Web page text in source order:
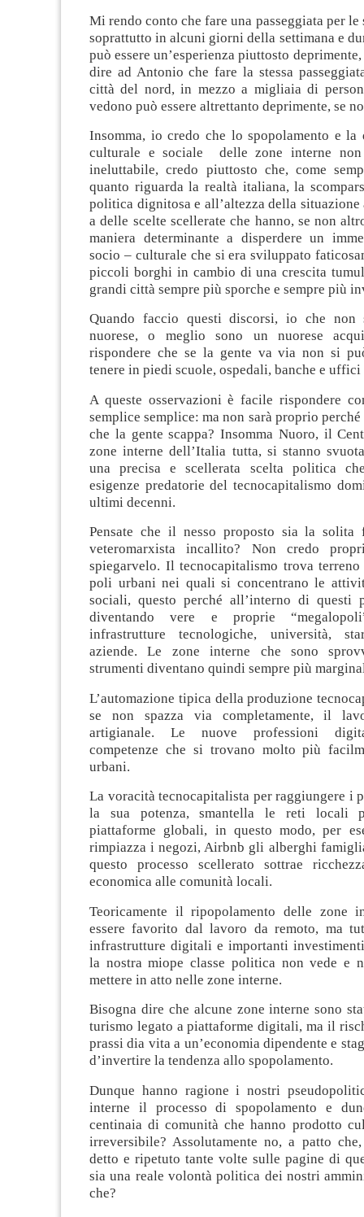
Mi rendo conto che fare una passeggiata per
soprattutto in alcuni giorni della settimana e
può essere un’esperienza piuttosto
dire ad Antonio che fare la stessa
città del nord, in mezzo a migliaia di
vedono può essere altrettanto deprimente, se
Insomma, io credo che lo spopolamento e la
culturale e sociale delle zone interne
ineluttabile, credo piuttosto che, come
quanto riguarda la realtà italiana, la
politica dignitosa e all’altezza della
a delle scelte scellerate che hanno, se non
maniera determinante a disperdere un
socio – culturale che si era sviluppato
piccoli borghi in cambio di una crescita
grandi città sempre più sporche e sempre più
Quando faccio questi discorsi, io che non
nuorese, o meglio sono un nuorese
rispondere che se la gente va via non si
tenere in piedi scuole, ospedali, banche e
A queste osservazioni è facile rispondere
semplice semplice: ma non sarà proprio
che la gente scappa? Insomma Nuoro, il
zone interne dell’Italia tutta, si stanno
una precisa e scellerata scelta politica
esigenze predatorie del tecnocapitalismo
ultimi decenni.
Pensate che il nesso proposto sia la solita
veteromarxista incallito? Non credo
spiegarvelo. Il tecnocapitalismo trova
poli urbani nei quali si concentrano le
sociali, questo perché all’interno di questi
diventando vere e proprie
infrastrutture tecnologiche, università,
aziende. Le zone interne che sono
strumenti diventano quindi sempre più
L’automazione tipica della produzione
se non spazza via completamente, il
artigianale. Le nuove professioni
competenze che si trovano molto più
urbani.
La voracità tecnocapitalista per raggiungere i
la sua potenza, smantella le reti locali
piattaforme globali, in questo modo, per
rimpiazza i negozi, Airbnb gli alberghi
questo processo scellerato sottrae
economica alle comunità locali.
Teoricamente il ripopolamento delle zone
essere favorito dal lavoro da remoto, ma
infrastrutture digitali e importanti
la nostra miope classe politica non vede e
mettere in atto nelle zone interne.
Bisogna dire che alcune zone interne sono
turismo legato a piattaforme digitali, ma il
prassi dia vita a un’economia dipendente e
d’invertire la tendenza allo spopolamento.
Dunque hanno ragione i nostri
interne il processo di spopolamento e
centinaia di comunità che hanno prodotto
irreversibile? Assolutamente no, a patto
detto e ripetuto tante volte sulle pagine di
sia una reale volontà politica dei nostri
che?